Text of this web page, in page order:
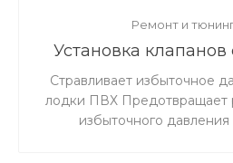
Ремонт и
Установка
избыточного
Стравливает избыточное
лодки ПВХ Предотвращает
избыточного